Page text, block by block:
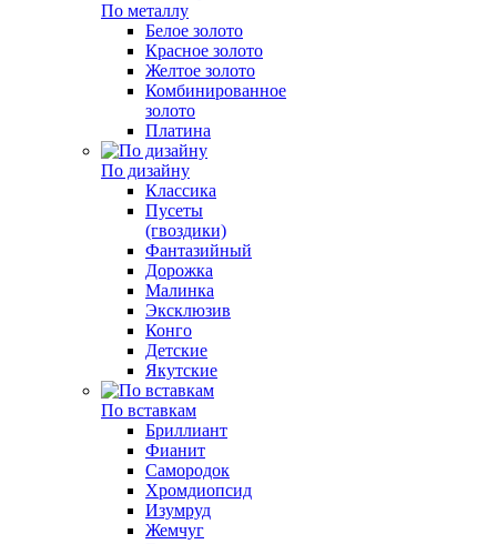
По металлу
Белое золото
Красное золото
Желтое золото
Комбинированное
золото
Платина
По дизайну
Классика
Пусеты
(гвоздики)
Фантазийный
Дорожка
Малинка
Эксклюзив
Конго
Детские
Якутские
По вставкам
Бриллиант
Фианит
Самородок
Хромдиопсид
Изумруд
Жемчуг